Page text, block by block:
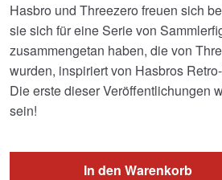
Hasbro und Threezero freuen sich
sie sich für eine Serie von
zusammengetan haben, die von
wurden, inspiriert von Hasbros
Die erste dieser Veröffentlichungen
sein!
In den Warenkorb